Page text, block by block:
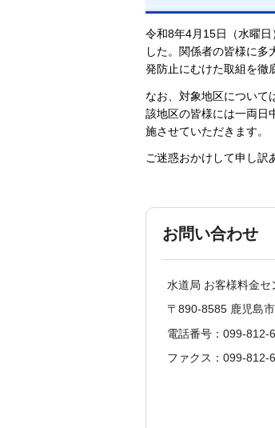
令和8年4月15日（水曜
した。関係者の皆様に
発防止にむけた取組を徹
なお、対象地区について
該地区の皆様には一両日
施させていただきます。
ご迷惑おかけして申し訳
お問い合わせ
水道局 お客様料金セ
〒890-8585 鹿児島
電話番号：099-812-
ファクス：099-812-